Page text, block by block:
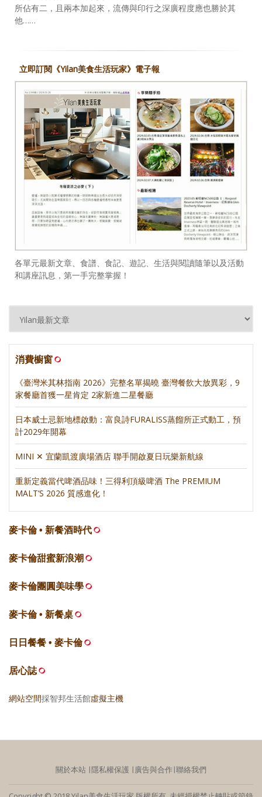
所佔有二，且兩本加起來，流傳與印行之深廣程度應也勝於其
他……
立即訂閱《Yilan美食生活玩家》電子報
各單元最新文章、食譜、食記、遊記、生活與閱讀隨筆以及活動
和講座訊息，第一手完整掌握！
消費櫥窗
《臺灣米其林指南 2026》完整名單揭曉 臺灣餐飲大放異彩，9
家餐廳首獲一星肯定 2家新進二星餐廳
日本威士忌新地標啟動：富良詩FURALISS蒸餾所正式動工，預
計2029年開幕
MINI ✕ 宜蘭凱渡廣場酒店 聯手開啟夏日玩樂新航線
重新定義當代啤酒品味！三得利頂級啤酒 The PREMIUM
MALT’S 2026 質感進化！
麥卡倫 • 新餐酒時代
麥卡倫甜蜜新浪潮
麥卡倫團圓美味學
麥卡倫 • 新餐桌
日日餐餐 • 麥卡倫
居心誌
網站空間採智邦生活館虛擬主機
關於本站 ∣隱私權保護 ∣廣告與合作∣聯絡我們